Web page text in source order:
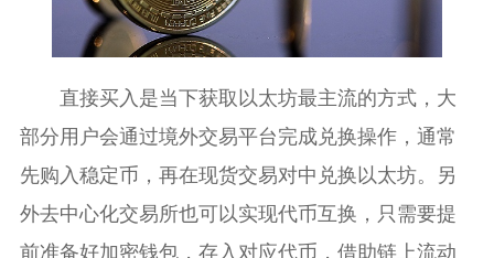
直接买入是当下获取以太坊最主流的方式，大
部分用户会通过境外交易平台完成兑换操作，通常
先购入稳定币，再在现货交易对中兑换以太坊。另
外去中心化交易所也可以实现代币互换，只需要提
前准备好加密钱包，存入对应代币，借助链上流动